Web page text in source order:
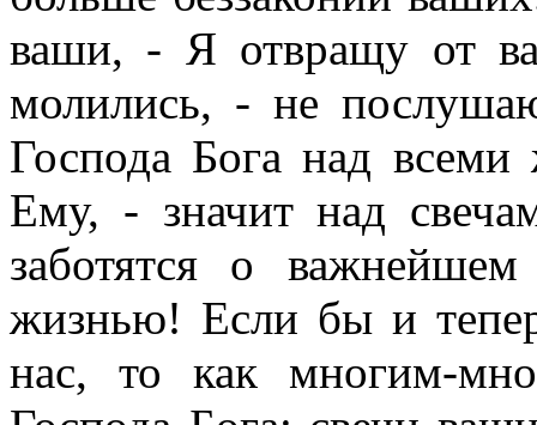
ваши, - Я отвращу от
молились, - не
Господа Бога над всеми
Ему, - значит над
заботятся о
жизнью! Если бы и
нас, то как многим-